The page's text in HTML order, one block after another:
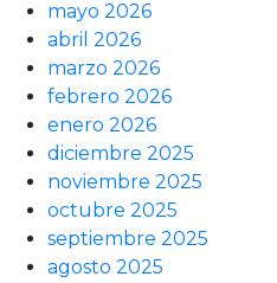
mayo 2026
abril 2026
marzo 2026
febrero 2026
enero 2026
diciembre 2025
noviembre 2025
octubre 2025
septiembre 2025
agosto 2025